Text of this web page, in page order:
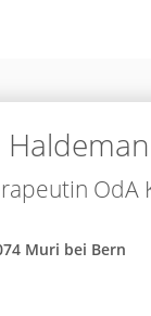
OdA
Muri bei Bern